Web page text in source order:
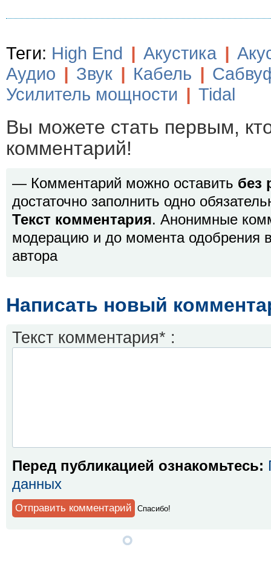
Теги: High End | Акустика |
Аудио | Звук | Кабель |
Усилитель мощности | Tidal
Вы можете стать первым,
комментарий!
— Комментарий можно оставить без
достаточно заполнить одно
Текст комментария. Анонимные
модерацию и до момента одобрения
автора
Написать новый
Текст комментария* :
Перед публикацией ознакомьтесь:
данных
Спaсибо!